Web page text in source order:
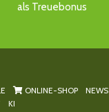
als Treuebonus
ONLINE-SHOP NEWS
KI